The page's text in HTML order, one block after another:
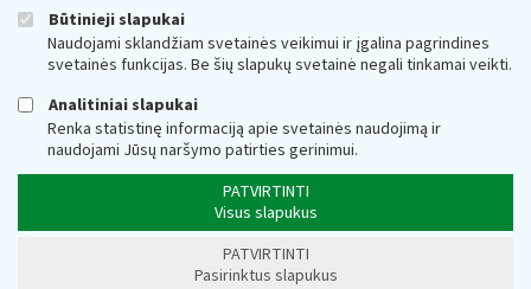
Būtinieji slapukai
Naudojami sklandžiam svetainės veikimui ir įgalina pagrindines
svetainės funkcijas. Be šių slapukų svetainė negali tinkamai veikti.
Analitiniai slapukai
Renka statistinę informaciją apie svetainės naudojimą ir
naudojami Jūsų naršymo patirties gerinimui.
PATVIRTINTI
Visus slapukus
PATVIRTINTI
Pasirinktus slapukus